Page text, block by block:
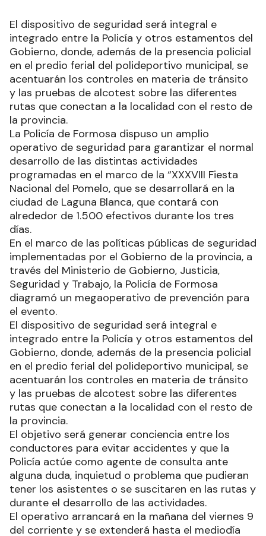
El dispositivo de seguridad será integral e
integrado entre la Policía y otros estamentos del
Gobierno, donde, además de la presencia policial
en el predio ferial del polideportivo municipal, se
acentuarán los controles en materia de tránsito
y las pruebas de alcotest sobre las diferentes
rutas que conectan a la localidad con el resto de
la provincia.
La Policía de Formosa dispuso un amplio
operativo de seguridad para garantizar el normal
desarrollo de las distintas actividades
programadas en el marco de la “XXXVIII Fiesta
Nacional del Pomelo, que se desarrollará en la
ciudad de Laguna Blanca, que contará con
alrededor de 1.500 efectivos durante los tres
días.
En el marco de las políticas públicas de seguridad
implementadas por el Gobierno de la provincia, a
través del Ministerio de Gobierno, Justicia,
Seguridad y Trabajo, la Policía de Formosa
diagramó un megaoperativo de prevención para
el evento.
El dispositivo de seguridad será integral e
integrado entre la Policía y otros estamentos del
Gobierno, donde, además de la presencia policial
en el predio ferial del polideportivo municipal, se
acentuarán los controles en materia de tránsito
y las pruebas de alcotest sobre las diferentes
rutas que conectan a la localidad con el resto de
la provincia.
El objetivo será generar conciencia entre los
conductores para evitar accidentes y que la
Policía actúe como agente de consulta ante
alguna duda, inquietud o problema que pudieran
tener los asistentes o se suscitaren en las rutas y
durante el desarrollo de las actividades.
El operativo arrancará en la mañana del viernes 9
del corriente y se extenderá hasta el mediodía